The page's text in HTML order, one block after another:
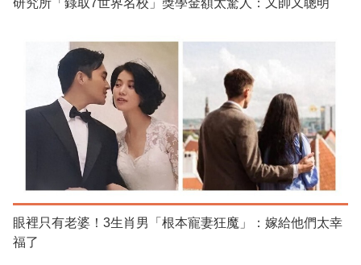
眼裡只有老婆！3生肖男「根本寵妻狂魔」：嫁給他們太幸
福了